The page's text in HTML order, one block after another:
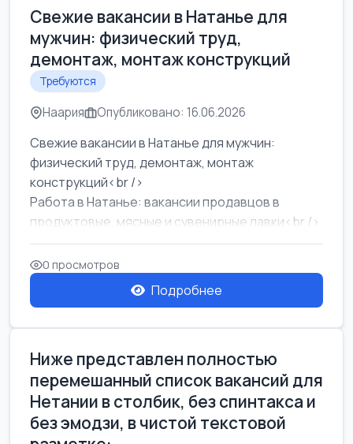
Свежие вакансии в Натанье для
мужчин: физический труд,
демонтаж, монтаж конструкций
Требуются
Наария Опубликовано: 16.06.2026
Свежие вакансии в Натанье для мужчин:
физический труд, демонтаж, монтаж
конструкций<br />
Работа в Натанье: вакансии продавцов в
продуктовые, мясные и сувенирные лавки<br />
Разнорабочий на сборку м...
0 просмотров
Подробнее
Ниже представлен полностью
перемешанный список вакансий для
Нетании в столбик, без спинтакса и
без эмодзи, в чистой текстовой